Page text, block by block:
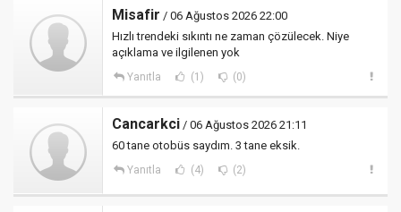
Misafir / 06 Ağustos 2026 22:00
Hızlı trendeki sıkıntı ne zaman çözülecek. Niye
açıklama ve ilgilenen yok
Yanıtla (1) (0)
Cancarkci / 06 Ağustos 2026 21:11
60 tane otobüs saydım. 3 tane eksik.
Yanıtla (4) (2)